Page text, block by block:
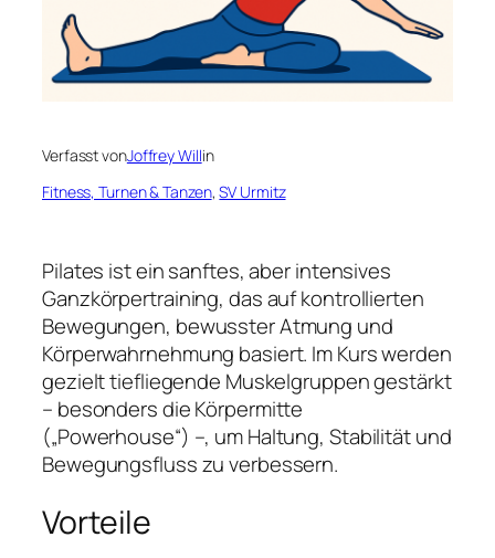
Verfasst vonJoffrey Willin
Fitness, Turnen & Tanzen, SV Urmitz
Pilates ist ein sanftes, aber intensives
Ganzkörpertraining, das auf kontrollierten
Bewegungen, bewusster Atmung und
Körperwahrnehmung basiert. Im Kurs werden
gezielt tiefliegende Muskelgruppen gestärkt
– besonders die Körpermitte
(„Powerhouse“) –, um Haltung, Stabilität und
Bewegungsfluss zu verbessern.
Vorteile